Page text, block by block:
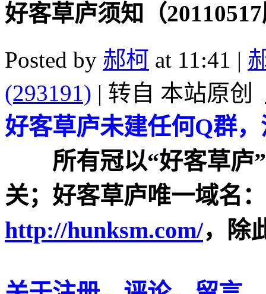
好客草庐须知（
Posted by 郝柯 at 11:41 |
(293191) | 转自 本站原创
好客草庐未建任何Q群
所有冠以“好客草庐”
关；好客草庐唯一域名
http://hunksm.com/，除